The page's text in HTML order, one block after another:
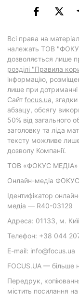
Всі права на
належать ТОВ
дозволяється лише
розділі "Правила
інформацію,
лише при
Cайт focus.ua,
абзацу, обсягу
50% від загального
заголовку та ліда
тексту можливе
дозволу Компанії.
ТОВ «ФОКУС МЕДІА»
Онлайн-медіа ФОКУС
Ідентифікатор
медіа — R40-03129
Адреса: 01133, м.
Телефон: +38 044
E-mail: info@focus.ua
FOCUS.UA — більше
Передрук,
містить посилання